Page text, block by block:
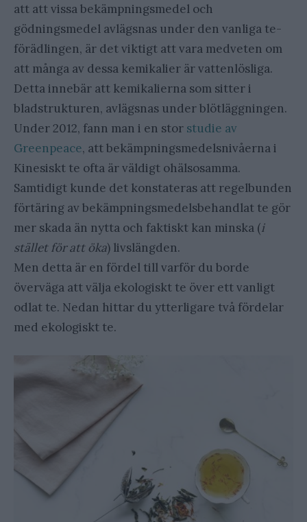
att att vissa bekämpningsmedel och
gödningsmedel avlägsnas under den vanliga te-
förädlingen, är det viktigt att vara medveten om
att många av dessa kemikalier är vattenlösliga.
Detta innebär att kemikalierna som sitter i
bladstrukturen, avlägsnas under blötläggningen.
Under 2012, fann man i en stor studie av
Greenpeace, att bekämpningsmedelsnivåerna i
Kinesiskt te ofta är väldigt ohälsosamma.
Samtidigt kunde det konstateras att regelbunden
förtäring av bekämpningsmedelsbehandlat te gör
mer skada än nytta och faktiskt kan minska (i
stället för att öka) livslängden.
Men detta är en fördel till varför du borde
överväga att välja ekologiskt te över ett vanligt
odlat te. Nedan hittar du ytterligare två fördelar
med ekologiskt te.